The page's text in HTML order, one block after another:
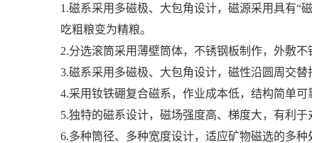
1.磁系采用多磁极、大包角设计，磁源采用具有“
吃粗粮变为精粮。
2.分选滚筒采用薄壁筒体，不锈钢板制作，外敷
3.磁系采用多磁极、大包角设计，磁性沿圆周交替
4.采用钕铁硼复合磁系，作业成本低，结构简单可
5.独特的磁系设计，磁场强度高、梯度大，有利于
6.多种筒径、多种宽度设计，适应矿物磁选的多种